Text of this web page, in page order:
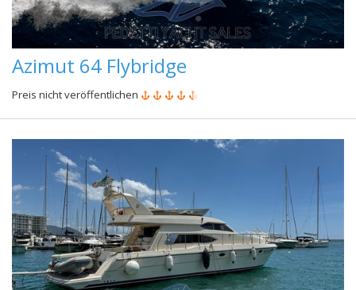
Azimut 64 Flybridge
Preis nicht veröffentlichen